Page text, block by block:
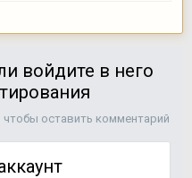
войдите в него
оставить комментарий